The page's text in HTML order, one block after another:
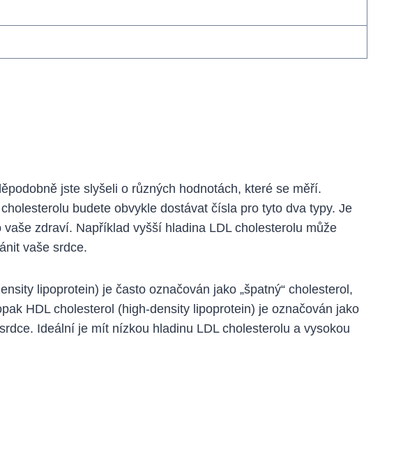
jste slyšeli o různých hodnotách, které se měří.
budete obvykle dostávat čísla pro tyto dva typy. Je
zdraví. Například vyšší hladina LDL cholesterolu může
vaše srdce.
lipoprotein) je často označován jako „špatný“ cholesterol,
HDL cholesterol (high-density lipoprotein) je označován jako
Ideální je mít nízkou hladinu LDL cholesterolu a vysokou